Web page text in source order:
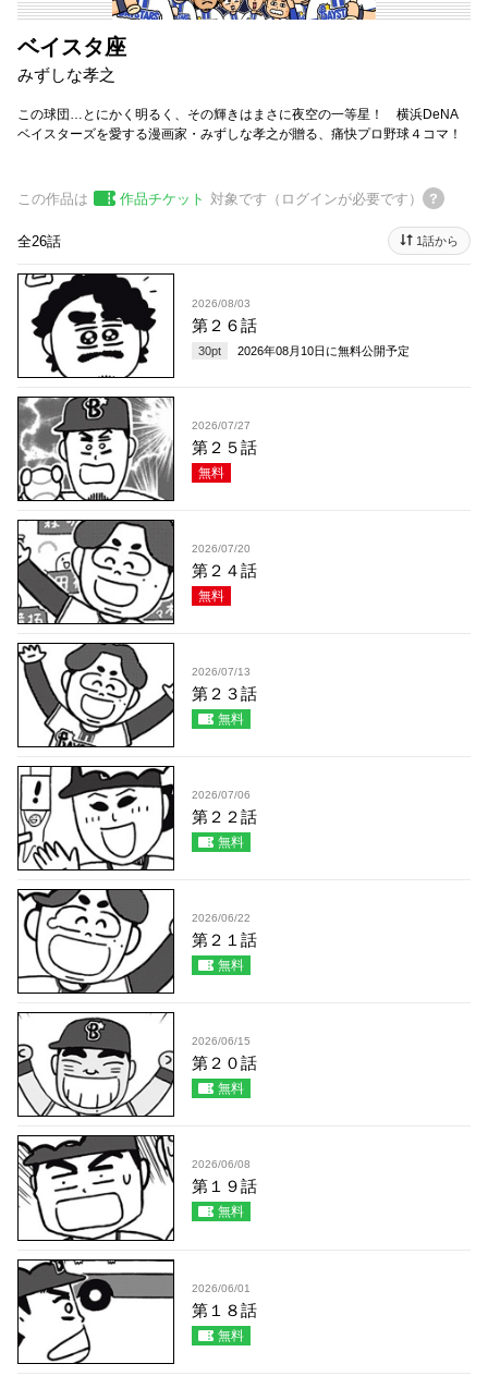
ベイスタ座
みずしな孝之
この球団…とにかく明るく、その輝きはまさに夜空の一等星！ 横浜DeNA
ベイスターズを愛する漫画家・みずしな孝之が贈る、痛快プロ野球４コマ！
この作品は 作品チケット 対象です（ログインが必要です）
全26話 1話から
2026/08/03
第２６話
30pt 2026年08月10日 に無料公開予定
2026/07/27
第２５話
無料
2026/07/20
第２４話
無料
2026/07/13
第２３話
無料
2026/07/06
第２２話
無料
2026/06/22
第２１話
無料
2026/06/15
第２０話
無料
2026/06/08
第１９話
無料
2026/06/01
第１８話
無料